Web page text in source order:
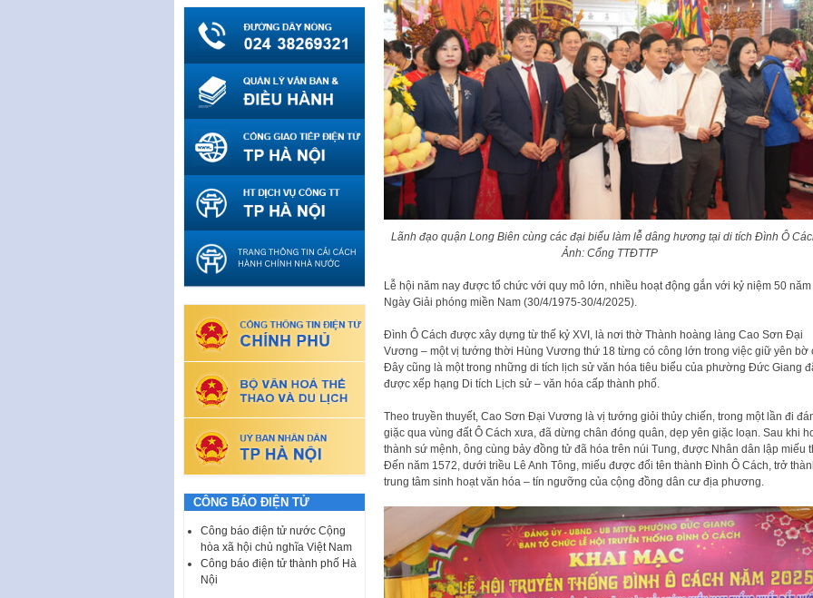
Lãnh đạo quận Long Biên cùng các đại biểu làm lễ dâng hương tại di tích Đình Ô
Ảnh: Cổng TTĐTTP
Lễ hội năm nay được tổ chức với quy mô lớn, nhiều hoạt động gắn với kỷ niệm 50 năm
Ngày Giải phóng miền Nam (30/4/1975-30/4/2025).
Đình Ô Cách được xây dựng từ thế kỷ XVI, là nơi thờ Thành hoàng làng Cao Sơn Đại
Vương – một vị tướng thời Hùng Vương thứ 18 từng có công lớn trong việc giữ yên bờ
Đây cũng là một trong những di tích lịch sử văn hóa tiêu biểu của phường Đức Giang
được xếp hạng Di tích Lịch sử – văn hóa cấp thành phố.
Theo truyền thuyết, Cao Sơn Đại Vương là vị tướng giỏi thủy chiến, trong một lần đi
giặc qua vùng đất Ô Cách xưa, đã dừng chân đóng quân, dẹp yên giặc loạn. Sau khi
thành sứ mệnh, ông cùng bảy đồng tử đã hóa trên núi Tung, được Nhân dân lập miếu
Đến năm 1572, dưới triều Lê Anh Tông, miếu được đổi tên thành Đình Ô Cách, trở
trung tâm sinh hoạt văn hóa – tín ngưỡng của cộng đồng dân cư địa phương.
CÔNG BÁO ĐIỆN TỬ
Công báo điện tử nước Cộng
hòa xã hội chủ nghĩa Việt Nam
Công báo điện tử thành phố Hà
Nội